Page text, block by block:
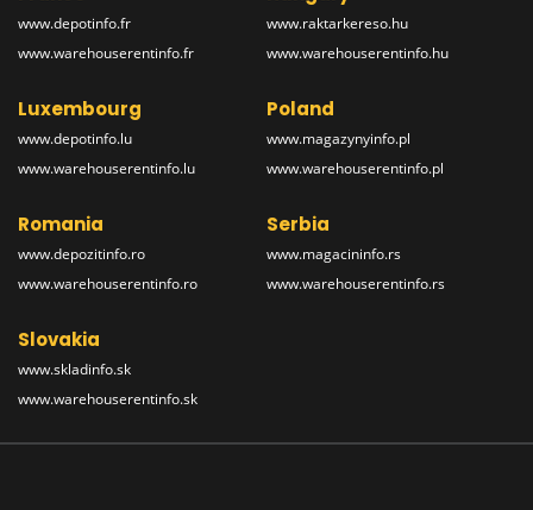
www.depotinfo.fr
www.warehouserentinfo.fr
www.raktarkereso.hu
www.warehouserentinfo.hu
Luxembourg
www.depotinfo.lu
www.warehouserentinfo.lu
Poland
www.magazynyinfo.pl
www.warehouserentinfo.pl
Romania
www.depozitinfo.ro
www.warehouserentinfo.ro
Serbia
www.magacininfo.rs
www.warehouserentinfo.rs
Slovakia
www.skladinfo.sk
www.warehouserentinfo.sk